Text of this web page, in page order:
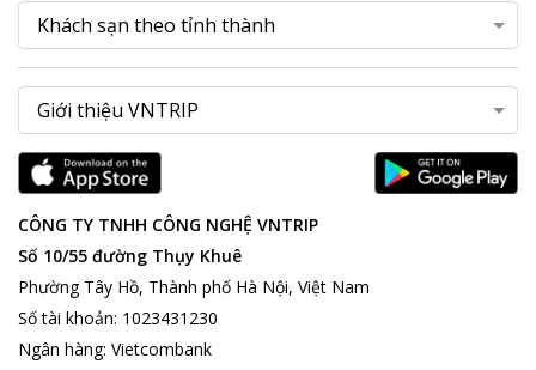
CÔNG TY TNHH CÔNG NGHỆ VNTRIP
Số 10/55 đường Thụy Khuê
Phường Tây Hồ, Thành phố Hà Nội, Việt Nam
Số tài khoản: 1023431230
Ngân hàng: Vietcombank